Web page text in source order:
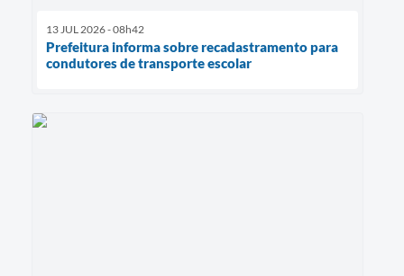
13 JUL 2026 - 08h42
Prefeitura informa sobre recadastramento para
condutores de transporte escolar